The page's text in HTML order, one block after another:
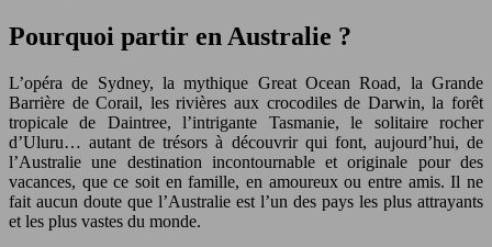
Pourquoi partir en Australie ?
L’opéra de Sydney, la mythique Great Ocean Road, la Grande
Barrière de Corail, les rivières aux crocodiles de Darwin, la forêt
tropicale de Daintree, l’intrigante Tasmanie, le solitaire rocher
d’Uluru… autant de trésors à découvrir qui font, aujourd’hui, de
l’Australie une destination incontournable et originale pour des
vacances, que ce soit en famille, en amoureux ou entre amis. Il ne
fait aucun doute que l’Australie est l’un des pays les plus attrayants
et les plus vastes du monde.